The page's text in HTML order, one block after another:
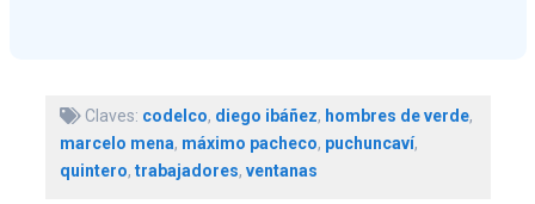
Claves: codelco, diego ibáñez, hombres de verde,
marcelo mena, máximo pacheco, puchuncaví,
quintero, trabajadores, ventanas